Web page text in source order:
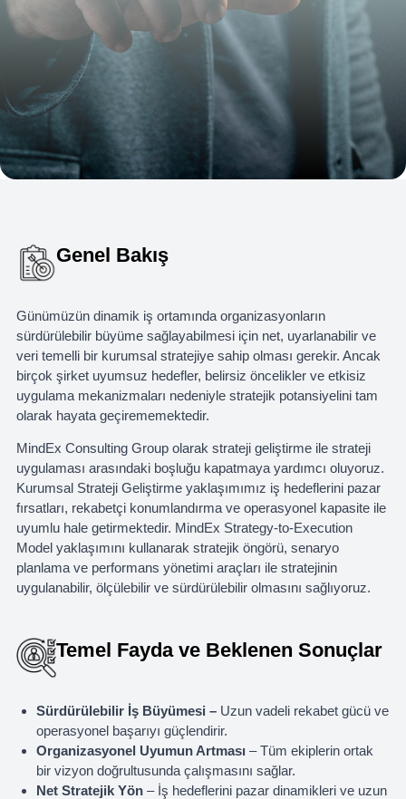
Genel Bakış
Günümüzün dinamik iş ortamında organizasyonların
sürdürülebilir büyüme sağlayabilmesi için net, uyarlanabilir ve
veri temelli bir kurumsal stratejiye sahip olması gerekir. Ancak
birçok şirket uyumsuz hedefler, belirsiz öncelikler ve etkisiz
uygulama mekanizmaları nedeniyle stratejik potansiyelini tam
olarak hayata geçirememektedir.
MindEx Consulting Group olarak strateji geliştirme ile strateji
uygulaması arasındaki boşluğu kapatmaya yardımcı oluyoruz.
Kurumsal Strateji Geliştirme yaklaşımımız iş hedeflerini pazar
fırsatları, rekabetçi konumlandırma ve operasyonel kapasite ile
uyumlu hale getirmektedir. MindEx Strategy-to-Execution
Model yaklaşımını kullanarak stratejik öngörü, senaryo
planlama ve performans yönetimi araçları ile stratejinin
uygulanabilir, ölçülebilir ve sürdürülebilir olmasını sağlıyoruz.
Temel Fayda ve Beklenen Sonuçlar
Sürdürülebilir İş Büyümesi –Uzun vadeli rekabet gücü ve
operasyonel başarıyı güçlendirir.
Organizasyonel Uyumun Artması– Tüm ekiplerin ortak
bir vizyon doğrultusunda çalışmasını sağlar.
Net Stratejik Yön– İş hedeflerini pazar dinamikleri ve uzun